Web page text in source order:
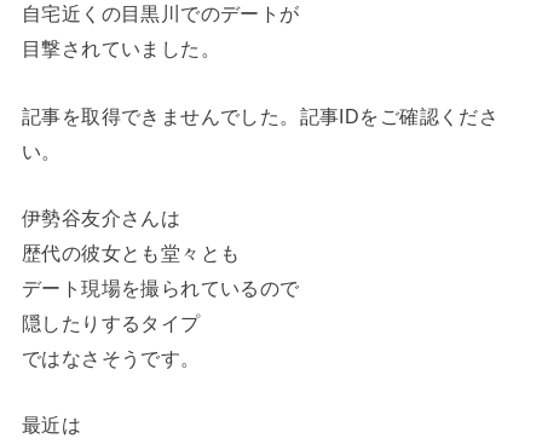
自宅近くの目黒川でのデートが
目撃されていました。
記事を取得できませんでした。記事IDをご確認くださ
い。
伊勢谷友介さんは
歴代の彼女とも堂々とも
デート現場を撮られているので
隠したりするタイプ
ではなさそうです。
最近は